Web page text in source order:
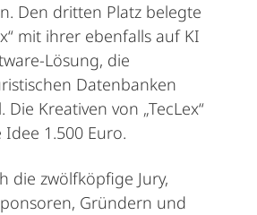
Den dritten Platz belegte
mit ihrer ebenfalls auf KI
Lösung, die
Datenbanken
Kreativen von „TecLex“
1.500 Euro.
die zwölfköpfige Jury,
Gründern und